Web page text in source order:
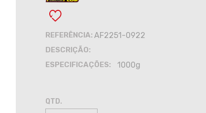
REFERÊNCIA: AF2251-0922
DESCRIÇÃO:
ESPECIFICAÇÕES:
1000g
QTD.